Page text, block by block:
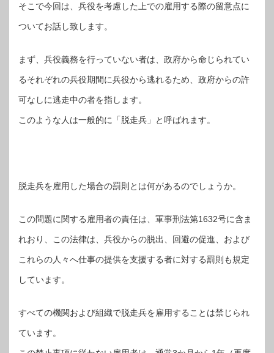
そこで今回は、兵役を考慮した上での雇用する際の留意点に
ついてお話し致します。
まず、兵役義務を行っていない者は、政府から命じられてい
るそれぞれの兵役期間に兵役から逃れるため、政府からの許
可なしに逃走中の者を指します。
このような人は一般的に「脱走兵」と呼ばれます。
脱走兵を雇用した場合の罰則とは何があるのでしょうか。
この問題に関する雇用者の責任は、軍事刑法第1632号に含ま
れおり、この法律は、兵役からの脱出、回避の促進、および
これらの人々へ仕事の提供を支援する者に対する罰則も規定
しています。
すべての機関および組織で脱走兵を雇用することは禁じられ
ています。